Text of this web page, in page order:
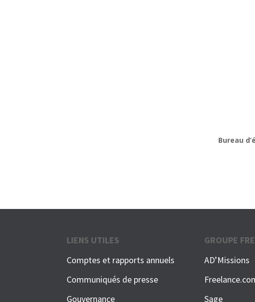
Bureau
LIENS UTILES
Comptes et rapports annuels
Communiqués de presse
Gouvernance
GROUPE
AD’Missions
Sage